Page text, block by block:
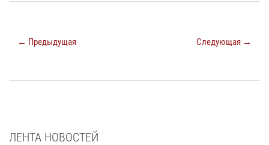
← Предыдущая Следующая →
ЛЕНТА НОВОСТЕЙ